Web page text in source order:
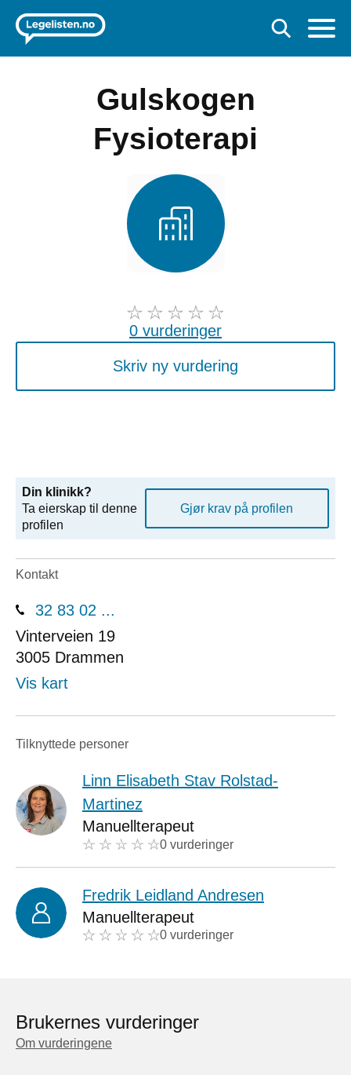
Gulskogen
Fysioterapi
0 vurderinger
Skriv ny vurdering
Din klinikk?
Ta eierskap til denne
profilen
Gjør krav på profilen
Kontakt
32 83 02 ...
Vinterveien 19
3005 Drammen
Vis kart
Tilknyttede personer
Linn Elisabeth Stav Rolstad-
Martinez
Manuellterapeut
0 vurderinger
Fredrik Leidland Andresen
Manuellterapeut
0 vurderinger
Brukernes vurderinger
Om vurderingene